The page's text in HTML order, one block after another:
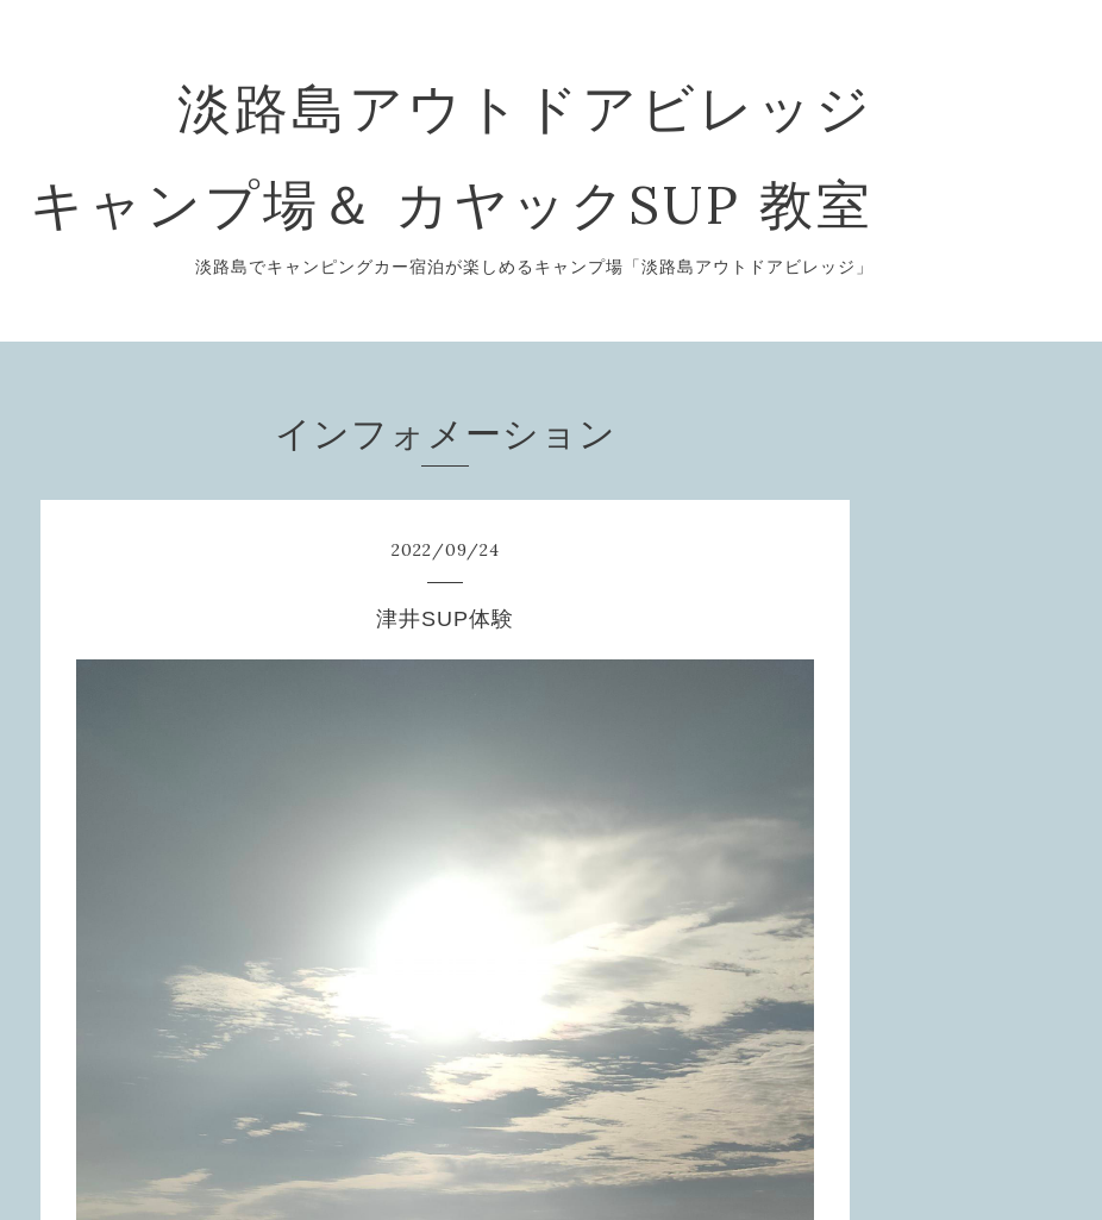
淡路島アウトドアビレッジ
キャンプ場＆ カヤックSUP 教室
淡路島でキャンピングカー宿泊が楽しめるキャンプ場「淡路島アウトドアビレッジ」
インフォメーション
2022/09/24
津井SUP体験